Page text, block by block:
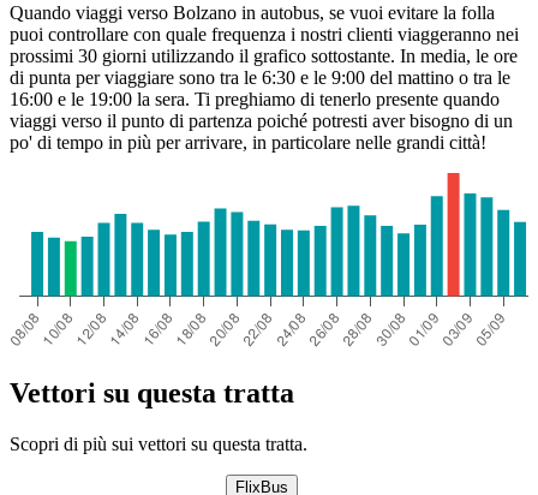
Quando viaggi verso Bolzano in autobus, se vuoi evitare la folla
puoi controllare con quale frequenza i nostri clienti viaggeranno nei
prossimi 30 giorni utilizzando il grafico sottostante. In media, le ore
di punta per viaggiare sono tra le 6:30 e le 9:00 del mattino o tra le
16:00 e le 19:00 la sera. Ti preghiamo di tenerlo presente quando
viaggi verso il punto di partenza poiché potresti aver bisogno di un
po' di tempo in più per arrivare, in particolare nelle grandi città!
Vettori su questa tratta
Scopri di più sui vettori su questa tratta.
FlixBus